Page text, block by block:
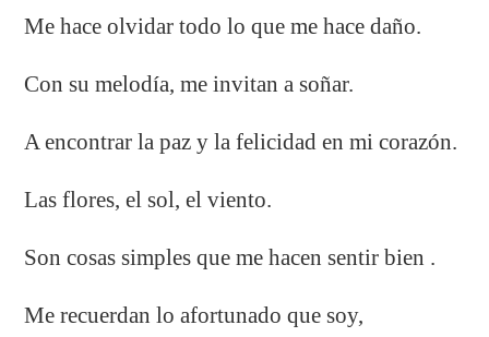
Me hace olvidar todo lo que me hace daño.
Con su melodía, me invitan a soñar.
A encontrar la paz y la felicidad en mi corazón.
Las flores, el sol, el viento.
Son cosas simples que me hacen sentir bien .
Me recuerdan lo afortunado que soy,